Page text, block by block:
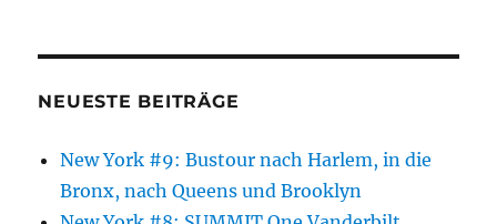
NEUESTE BEITRÄGE
New York #9: Bustour nach Harlem, in die
Bronx, nach Queens und Brooklyn